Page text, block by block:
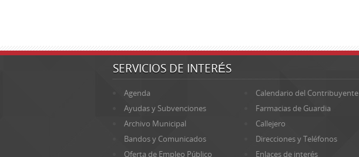
SERVICIOS DE INTERÉS
Agenda
Calendario del Contribuyente
Ayudas y Subvenciones
Farmacias de Guardia
Archivo Municipal
Callejero
Bandos y Comunicados
Direcciones y Teléfonos
Oferta de Empleo Público
Enlaces de interés